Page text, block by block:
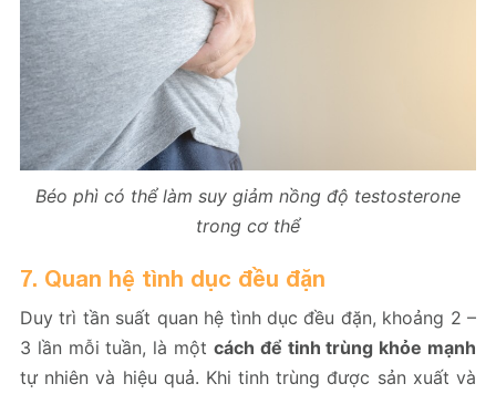
Béo phì có thể làm suy giảm nồng độ testosterone
trong cơ thể
7. Quan hệ tình dục đều đặn
Duy trì tần suất quan hệ tình dục đều đặn, khoảng 2 –
3 lần mỗi tuần, là một cách để tinh trùng khỏe mạnh
tự nhiên và hiệu quả. Khi tinh trùng được sản xuất và